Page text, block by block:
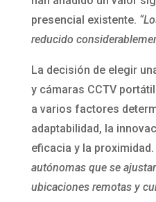
presencial existente.
reducido
La decisión de elegir
y cámaras CCTV
a varios factores
adaptabilidad, la
eficacia y la proximidad.
autónomas que se
ubicaciones remotas y